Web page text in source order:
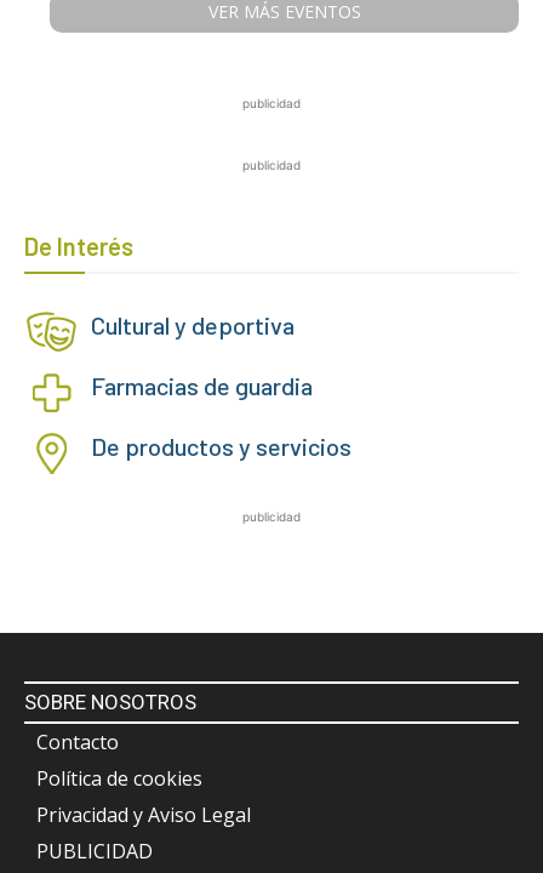
VER MÁS EVENTOS
publicidad
publicidad
De Interés
Cultural y deportiva
Farmacias de guardia
De productos y servicios
publicidad
SOBRE NOSOTROS
Contacto
Política de cookies
Privacidad y Aviso Legal
PUBLICIDAD